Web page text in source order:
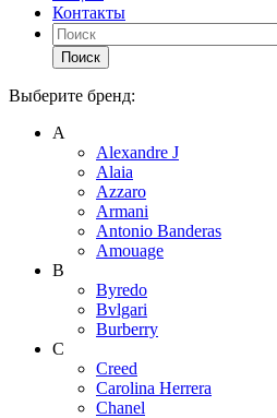
Контакты
Поиск
Выберите бренд:
А
Alexandre J
Alaia
Azzaro
Armani
Antonio Banderas
Amouage
B
Byredo
Bvlgari
Burberry
C
Creed
Carolina Herrera
Chanel